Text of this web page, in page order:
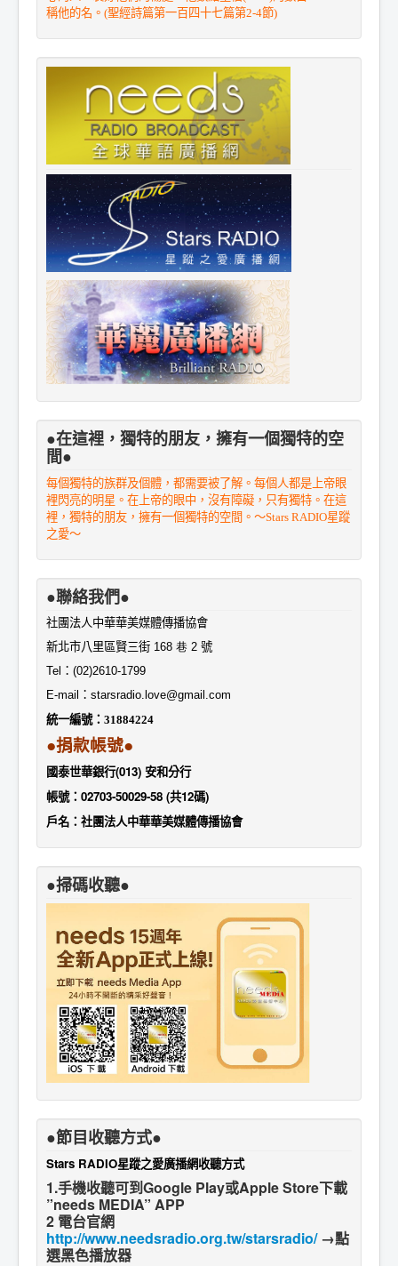
稱他的名。(聖經詩篇第一百四十七篇第2-4節)
●在這裡，獨特的朋友，擁有一個獨特的空
間●
每個獨特的族群及個體，都需要被了解。每個人都是上帝眼
裡閃亮的明星。在上帝的眼中，沒有障礙，只有獨特。在這
裡，獨特的朋友，擁有一個獨特的空間。～Stars RADIO星蹤
之愛～
●聯絡我們●
社團法人中華華美媒體傳播協會
新北市八里區賢三街 168 巷 2 號
Tel ： (02)2610-1799
E-mail ： starsradio.love@gmail.com
統一編號： 31884224
●捐款帳號●
國泰世華銀行(013) 安和分行
帳號：02703-50029-58 (共12碼)
戶名：社團法人中華華美媒體傳播協會
●掃碼收聽●
●節目收聽方式●
Stars RADIO星蹤之愛廣播網收聽方式
1.手機收聽可到Google Play或Apple Store下載
”needs MEDIA” APP
2 電台官網
http://www.needsradio.org.tw/starsradio/→點
選黑色播放器